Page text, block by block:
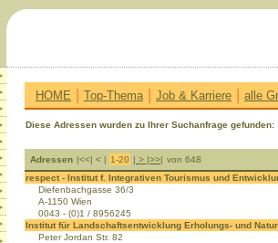
HOME | Top-Thema| Job & Karriere | alle
Diese Adressen wurden zu Ihrer Suchanfrage gefunden:
Adressen |<<| < | 1-20 | > |>>| von 648
respect - Institut f. Integrativen Tourismus und
Diefenbachgasse 36/3
A-1150 Wien
0043 - (0)1 / 8956245
Institut für Landschaftsentwicklung Erholungs- und
Peter Jordan Str. 82